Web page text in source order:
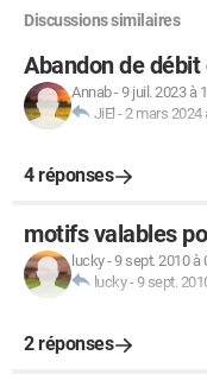
Discussions similaires
Abandon de débit
Annab-9 juil. 2023 à
JiEl -2 mars 2024
4 réponses
motifs valables
lucky-9 sept. 2010 à
lucky-9 sept.
2 réponses